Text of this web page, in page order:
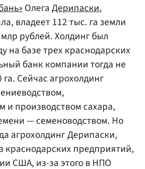
ОлегаДерипаски,
владеет 112 тыс. га земли
рублей. Холдинг был
на базе трех краснодарских
банк компании тогда не
Сейчас агрохолдинг
и производством сахара,
— семеноводством. Но
агрохолдинг Дерипаски,
краснодарских предприятий,
США, из-за этого в НПО